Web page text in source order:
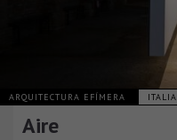
ARQUITECTURA EFÍMERA ITALIA
Aire